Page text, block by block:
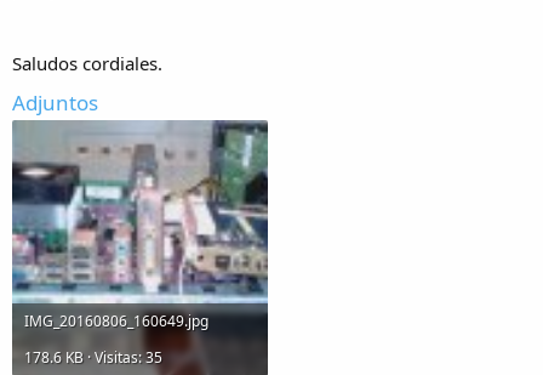
Saludos cordiales.
Adjuntos
IMG_20160806_160649.jpg
178.6 KB · Visitas: 35